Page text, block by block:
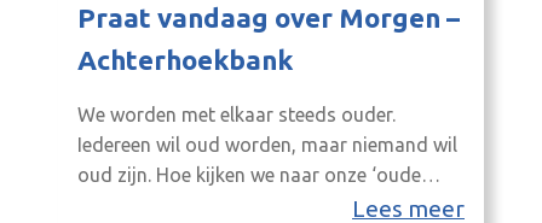
Praat vandaag over Morgen –
Achterhoekbank
We worden met elkaar steeds ouder.
Iedereen wil oud worden, maar niemand wil
oud zijn. Hoe kijken we naar onze ‘oude
Lees meer